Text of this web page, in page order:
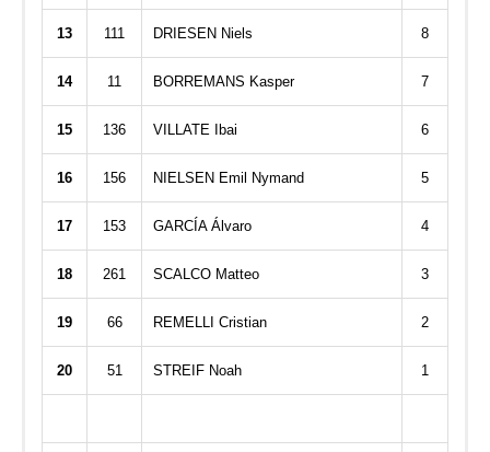
13 111 DRIESEN Niels 8
14 11 BORREMANS Kasper 7
15 136 VILLATE Ibai 6
16 156 NIELSEN Emil Nymand 5
17 153 GARCÍA Álvaro 4
18 261 SCALCO Matteo 3
19 66 REMELLI Cristian 2
20 51 STREIF Noah 1